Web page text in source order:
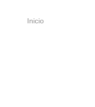
Inicio